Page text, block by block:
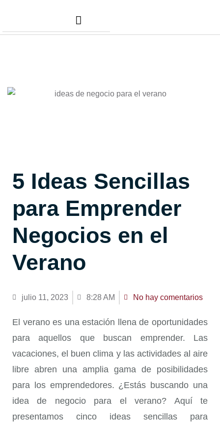
5 Ideas Sencillas
para Emprender
Negocios en el
Verano
julio 11, 2023 8:28 AM No hay comentarios
El verano es una estación llena de oportunidades
para aquellos que buscan emprender. Las
vacaciones, el buen clima y las actividades al aire
libre abren una amplia gama de posibilidades
para los emprendedores. ¿Estás buscando una
idea de negocio para el verano? Aquí te
presentamos cinco ideas sencillas para